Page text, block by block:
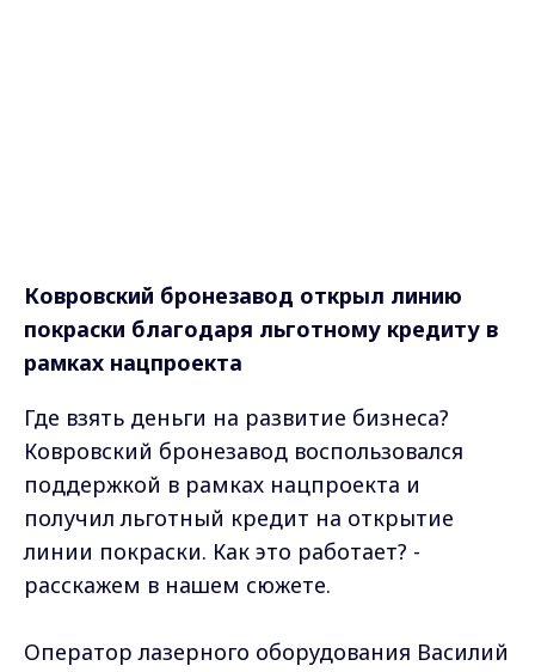
Ковровский бронезавод открыл линию
покраски благодаря льготному кредиту в
рамках нацпроекта
Где взять деньги на развитие бизнеса?
Ковровский бронезавод воспользовался
поддержкой в рамках нацпроекта и
получил льготный кредит на открытие
линии покраски. Как это работает? -
расскажем в нашем сюжете.
Оператор лазерного оборудования Василий